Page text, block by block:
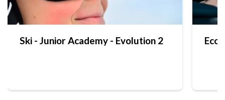
Ski - Junior Academy - Evolution 2